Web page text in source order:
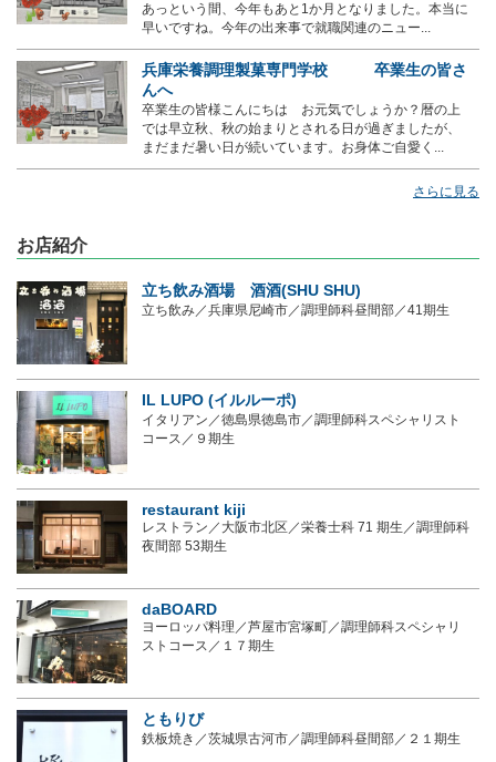
あっという間、今年もあと1か月となりました。本当に
早いですね。今年の出来事で就職関連のニュー...
兵庫栄養調理製菓専門学校 卒業生の皆さ
んへ
卒業生の皆様こんにちは お元気でしょうか？暦の上
では早立秋、秋の始まりとされる日が過ぎましたが、
まだまだ暑い日が続いています。お身体ご自愛く...
さらに見る
お店紹介
立ち飲み酒場 酒酒(SHU SHU)
立ち飲み／兵庫県尼崎市／調理師科昼間部／41期生
IL LUPO (イルルーポ)
イタリアン／徳島県徳島市／調理師科スペシャリスト
コース／９期生
restaurant kiji
レストラン／大阪市北区／栄養士科 71 期生／調理師科
夜間部 53期生
daBOARD
ヨーロッパ料理／芦屋市宮塚町／調理師科スペシャリ
ストコース／１７期生
ともりび
鉄板焼き／茨城県古河市／調理師科昼間部／２１期生